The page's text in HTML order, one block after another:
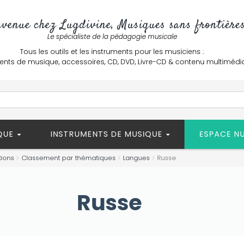
chez Lugdivine, Musiques sans frontières
Le spécialiste de la pédagogie musicale
Tous les outils et les instruments pour les musiciens :
de musique, accessoires, CD, DVD, Livre-CD & contenu
INSTRUMENTS DE MUSIQUE ESPACE
Classement par thématiques Langues Russe
Russe